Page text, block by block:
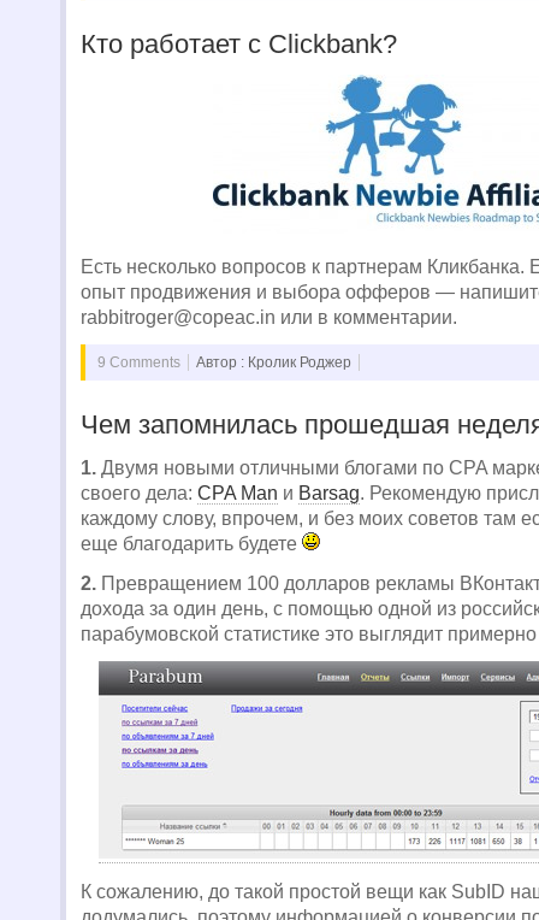
Кто работает с Clickbank?
Есть несколько вопросов к партнерам Кликбанка.
опыт продвижения и выбора офферов —
rabbitroger@copeac.in или в комментарии.
9 Comments Автор : Кролик Роджер
Чем запомнилась прошедшая
1. Двумя новыми отличными блогами по CPA
своего дела: CPA Man и Barsag. Рекомендую
каждому слову, впрочем, и без моих советов там
еще благодарить будете
2. Превращением 100 долларов рекламы
дохода за один день, с помощью одной из
парабумовской статистике это выглядит примерно
К сожалению, до такой простой вещи как SubID